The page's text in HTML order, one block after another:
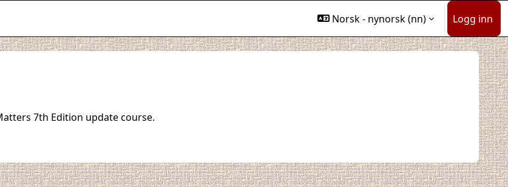
Norsk - nynorsk ‎(nn)‎ Logg inn
7th Edition update course.